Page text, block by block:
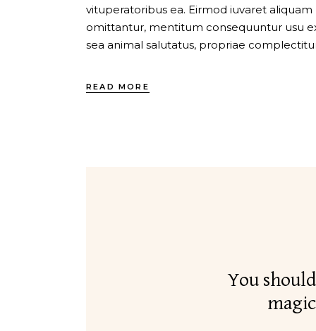
vituperatoribus ea. Eirmod iuvaret
omittantur, mentitum consequuntur usu
sea animal salutatus, propriae
READ MORE
You